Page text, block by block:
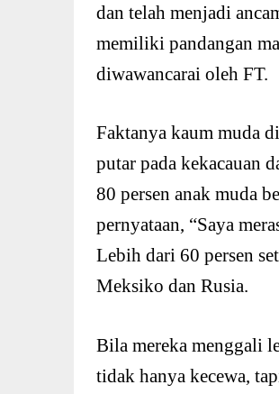
dan telah menjadi
memiliki pandangan
diwawancarai oleh FT.
Faktanya kaum muda
putar pada kekacauan
80 persen anak muda
pernyataan, “Saya
Lebih dari 60 persen
Meksiko dan Rusia.
Bila mereka menggali
tidak hanya kecewa,